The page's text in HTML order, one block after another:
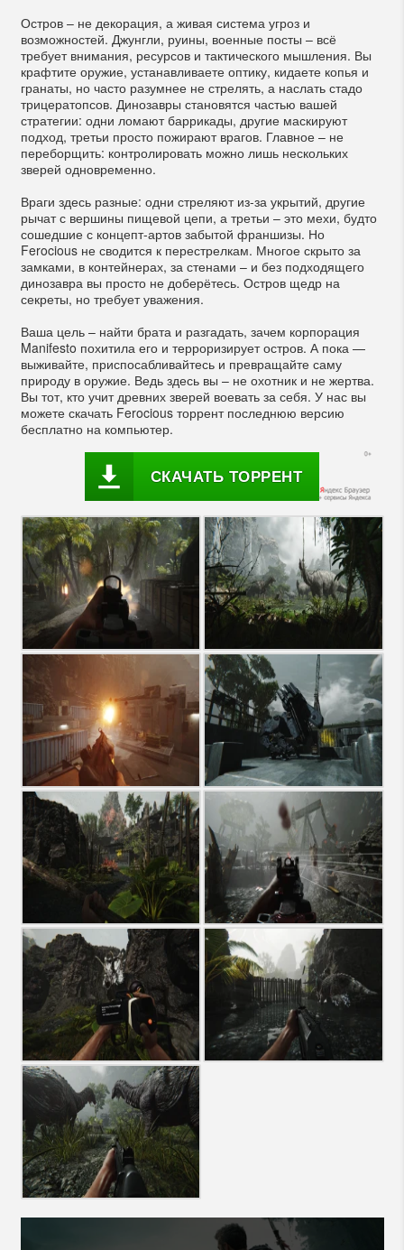
Остров – не декорация, а живая система угроз и
возможностей. Джунгли, руины, военные посты – всё
требует внимания, ресурсов и тактического мышления. Вы
крафтите оружие, устанавливаете оптику, кидаете копья и
гранаты, но часто разумнее не стрелять, а наслать стадо
трицератопсов. Динозавры становятся частью вашей
стратегии: одни ломают баррикады, другие маскируют
подход, третьи просто пожирают врагов. Главное – не
переборщить: контролировать можно лишь нескольких
зверей одновременно.
Враги здесь разные: одни стреляют из-за укрытий, другие
рычат с вершины пищевой цепи, а третьи – это мехи, будто
сошедшие с концепт-артов забытой франшизы. Но
Ferocious не сводится к перестрелкам. Многое скрыто за
замками, в контейнерах, за стенами – и без подходящего
динозавра вы просто не доберётесь. Остров щедр на
секреты, но требует уважения.
Ваша цель – найти брата и разгадать, зачем корпорация
Manifesto похитила его и терроризирует остров. А пока —
выживайте, приспосабливайтесь и превращайте саму
природу в оружие. Ведь здесь вы – не охотник и не жертва.
Вы тот, кто учит древних зверей воевать за себя. У нас вы
можете скачать Ferocious торрент последнюю версию
бесплатно на компьютер.
СКАЧАТЬ ТОРРЕНТ